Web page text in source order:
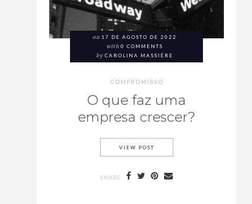
on 17 DE AGOSTO DE 2022
with0 COMMENTS
byCAROLINA MASSIÈRE
COMPROMISSO
O que faz uma
empresa crescer?
VIEW POST
SHARE